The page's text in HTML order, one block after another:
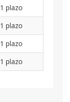
1 plazo
1 plazo
1 plazo
1 plazo